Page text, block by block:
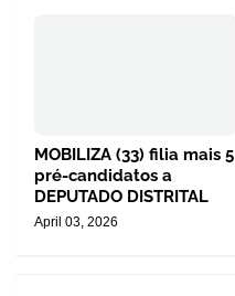
MOBILIZA (33) filia mais 5
pré-candidatos a
DEPUTADO DISTRITAL
April 03, 2026